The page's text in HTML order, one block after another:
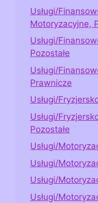
Usługi/
Motoryzacyjne,
Usługi/
Pozostałe
Usługi/
Prawnicze
Usługi/
Usługi/
Pozostałe
Usługi/
Usługi/
Usługi/
Usługi/